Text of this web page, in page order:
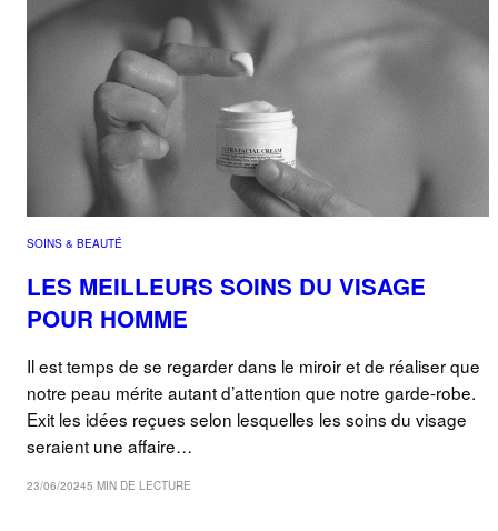
SOINS & BEAUTÉ
LES MEILLEURS SOINS DU VISAGE
POUR HOMME
Il est temps de se regarder dans le miroir et de réaliser que
notre peau mérite autant d’attention que notre garde-robe.
Exit les idées reçues selon lesquelles les soins du visage
seraient une affaire…
23/06/20245 MIN DE LECTURE